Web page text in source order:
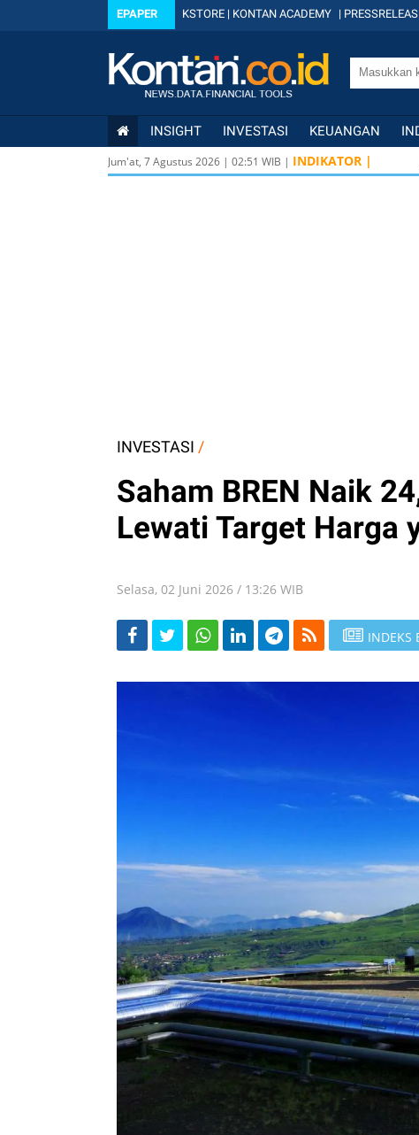
EPAPER KSTORE | KONTAN ACADEMY |
INSIGHT INVESTASI KEUANGAN
Jum'at, 7 Agustus 2026 | 02:51 WIB | INDIKATOR |
INVESTASI /
Saham BREN Naik
Lewati Target Harga
Selasa, 02 Juni 2026 / 13:26 WIB
INDEKS